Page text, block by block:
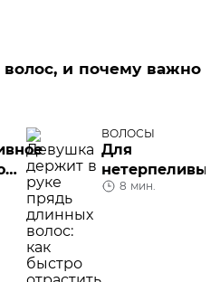
и почему важно
ВОЛОСЫ
Для
нетерпеливых:
как быстро
8 мин.